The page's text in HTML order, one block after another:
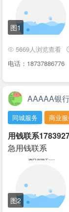
图1
5669人浏览查看
电话：18737886776
AAAAA银
同城服务 商业
用钱联系
急用钱联系
图2